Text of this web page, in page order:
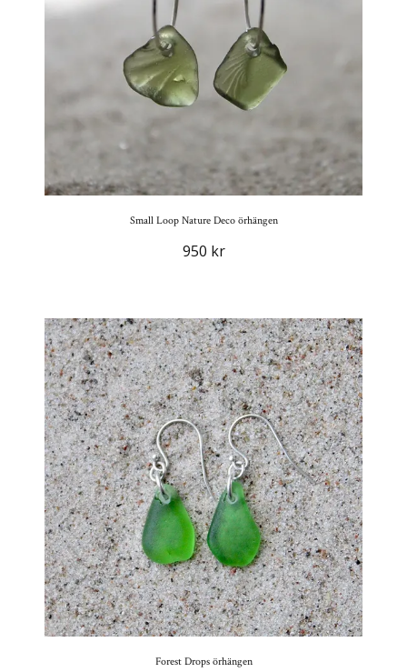
Small Loop Nature Deco örhängen
950 kr
Forest Drops örhängen